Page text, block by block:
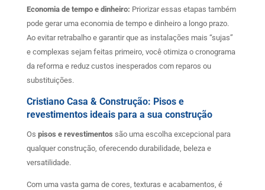
Economia de tempo e dinheiro: Priorizar essas etapas também
pode gerar uma economia de tempo e dinheiro a longo prazo.
Ao evitar retrabalho e garantir que as instalações mais “sujas”
e complexas sejam feitas primeiro, você otimiza o cronograma
da reforma e reduz custos inesperados com reparos ou
substituições.
Cristiano Casa & Construção: Pisos e
revestimentos ideais para a sua construção
Os pisos e revestimentos são uma escolha excepcional para
qualquer construção, oferecendo durabilidade, beleza e
versatilidade.
Com uma vasta gama de cores, texturas e acabamentos, é